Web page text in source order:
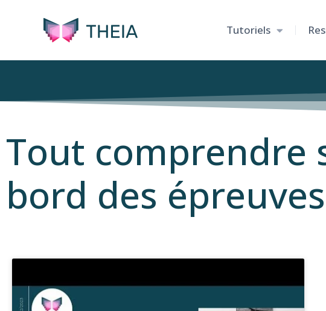
Tutoriels
Tout comprendre
bord des épreuves